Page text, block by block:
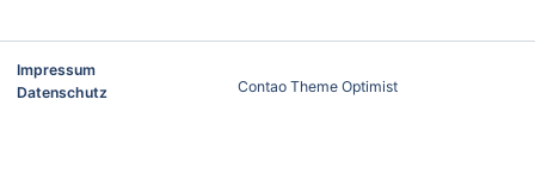
Impressum
Datenschutz
Contao Theme Optimist